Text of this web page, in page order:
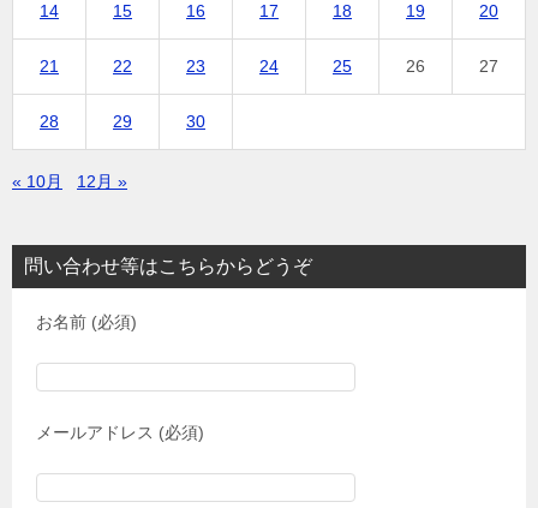
14 15 16 17 18 19 20
21 22 23 24 25 26 27
28 29 30
« 10月 12月 »
問い合わせ等はこちらからどうぞ
お名前 (必須)
メールアドレス (必須)